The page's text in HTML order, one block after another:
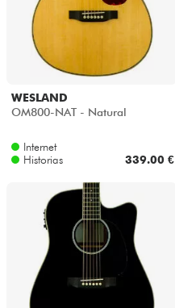
WESLAND
OM800-NAT - Natural
Internet
Historias
339.00 €